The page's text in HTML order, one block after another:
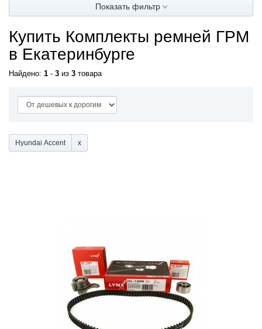
Показать фильтр
Купить Комплекты ремней ГРМ
в Екатеринбурге
Найдено: 1 - 3 из 3 товара
Hyundai Accent